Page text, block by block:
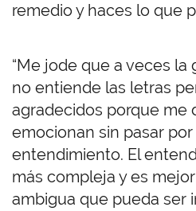
remedio y haces lo que
“Me jode que a veces
no entiende las letras
agradecidos porque me
emocionan sin pasar
entendimiento. El
más compleja y es
ambigua que pueda ser